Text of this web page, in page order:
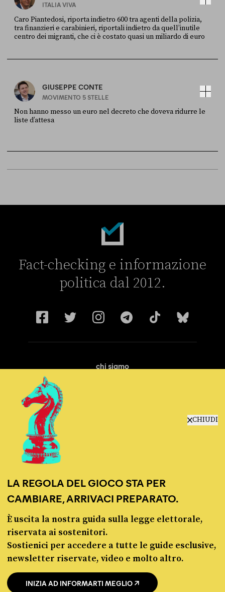
CHIUDI
LA REGOLA DEL GIOCO STA PER
CAMBIARE, ARRIVACI PREPARATO.
È uscita la nostra guida sulla legge elettorale,
riservata ai sostenitori.
Sostienici per accedere a tutte le guide esclusive,
newsletter riservate, video e molto altro.
INIZIA AD INFORMARTI MEGLIO
ITALIA VIVA
Caro Piantedosi, riporta indietro 600 tra agenti della polizia,
tra finanzieri e carabinieri, riportali indietro da quell’inutile
centro dei migranti, che ci è costato quasi un miliardo di euro
GIUSEPPE CONTE
MOVIMENTO 5 STELLE
Non hanno messo un euro nel decreto che doveva ridurre le
liste d’attesa
Fact-checking e informazione
politica dal 2012.
chi siamo
© Pagella Politica 2012 - 2026
Pagella Politica è una testata registrata presso il Tribunale di Milano, n. 55 del 8
marzo 2021. ISSN 2974-9387
Privacy policy Cookie policy